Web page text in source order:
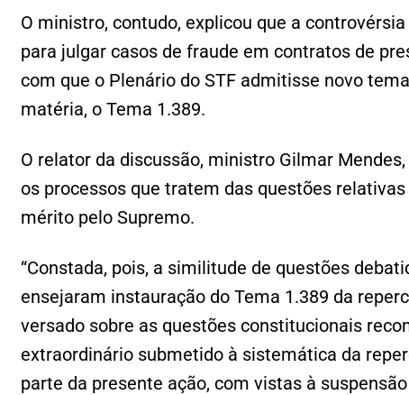
O ministro, contudo, explicou que a
para julgar casos de fraude em contratos de
com que o Plenário do STF admitisse novo
matéria, o Tema 1.389.
O relator da discussão, ministro Gilmar
os processos que tratem das questões
mérito pelo Supremo.
“Constada, pois, a similitude de questões
ensejaram instauração do Tema 1.389 da
versado sobre as questões constitucionais
extraordinário submetido à sistemática da
parte da presente ação, com vistas à